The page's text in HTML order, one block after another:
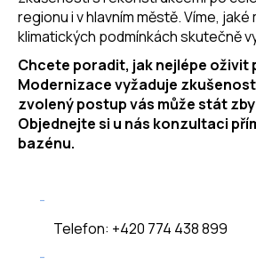
regionu i v hlavním městě. Víme, jaké
klimatických podmínkách skutečně
Chcete poradit, jak nejlépe oživit
Modernizace vyžaduje
zvolený postup vás může stát
Objednejte si u nás konzultaci
bazénu.
Telefon: +420 774 438 899